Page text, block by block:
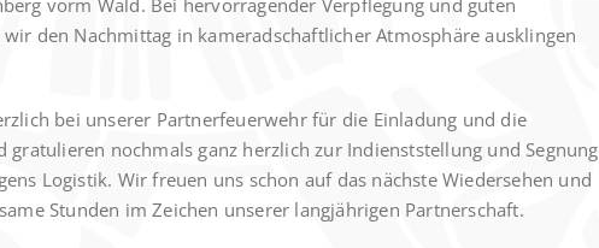
vorm Wald. Bei hervorragender Verpflegung und guten
den Nachmittag in kameradschaftlicher Atmosphäre ausklingen
bei unserer Partnerfeuerwehr für die Einladung und die
gratulieren nochmals ganz herzlich zur Indienststellung und Segnung
Logistik. Wir freuen uns schon auf das nächste Wiedersehen und
Stunden im Zeichen unserer langjährigen Partnerschaft.